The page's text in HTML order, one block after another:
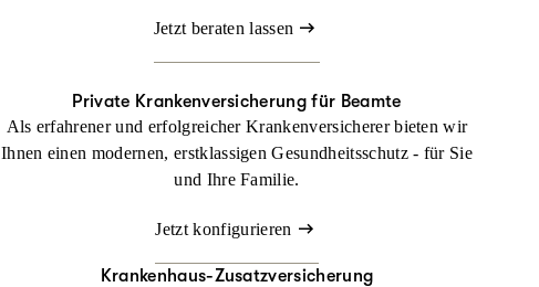
Jetzt beraten lassen
Private Krankenversicherung für Beamte
Als erfahrener und erfolgreicher Krankenversicherer bieten wir
Ihnen einen modernen, erstklassigen Gesundheitsschutz - für Sie
und Ihre Familie.
Jetzt konfigurieren
Krankenhaus-Zusatzversicherung